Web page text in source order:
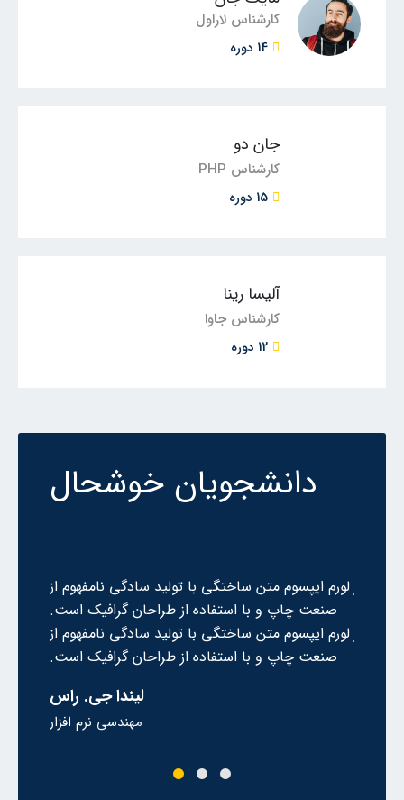
کارشناس لاراول
14 دوره
جان دو
کارشناس PHP
15 دوره
آلیسا رینا
کارشناس جاوا
12 دوره
دانشجویان خوشحال
با تولید سادگی نامفهوم از
از طراحان گرافیک است.
با تولید سادگی نامفهوم از
از طراحان گرافیک است.
لورم ایپسوم متن ساختگی با تولید
صنعت چاپ و با استفاده از
لورم ایپسوم متن ساختگی با تولید
صنعت چاپ و با استفاده از